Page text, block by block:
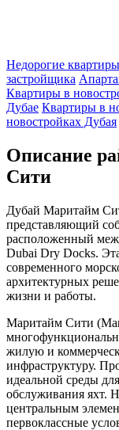
Недорогие
застройщика
Квартиры в
Дубае Квартиры в
новостройках Дубая
Описание
Сити
Дубай Маритайм
представляющий
расположенный
Dubai Dry Docks.
современного
архитектурных
жизни и работы.
Маритайм Сити
жилую и
инфраструктуру.
идеальной среды
обслуживания яхт.
центральным
первоклассные